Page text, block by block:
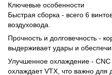
Ключевые особенности
Быстрая сборка - всего 6
воздуховода.
Прочность и долговечность -
выдерживает удары и
Улучшенное охлаждение -
охлаждает VTX, что важно для